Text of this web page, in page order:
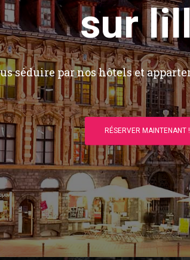
sur
séduire par nos hôtels et
RÉSERVER MAINTENANT !